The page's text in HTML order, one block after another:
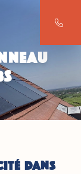
DANS